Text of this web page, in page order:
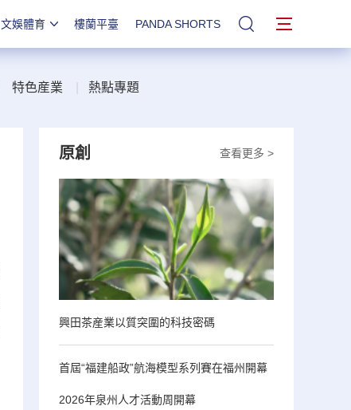
文娛體育 樓蘭平臺 PANDA SHORTS 站內搜索
特色産業 熱點專題
查看更多 >
原創
興田茶産業以質突圍的科技密碼
首屆“福建船政”航海模型系列賽在福州開幕
2026年泉州人才活動周開幕